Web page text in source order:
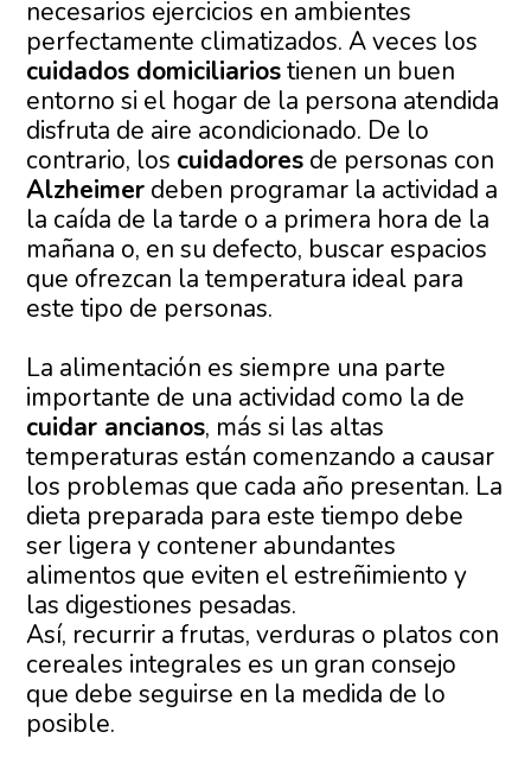
necesarios ejercicios en ambientes
perfectamente climatizados. A veces los
cuidados domiciliariostienen un buen
entorno si el hogar de la persona atendida
disfruta de aire acondicionado. De lo
contrario, los cuidadores de personas con
Alzheimer deben programar la actividad a
la caída de la tarde o a primera hora de la
mañana o, en su defecto, buscar espacios
que ofrezcan la temperatura ideal para
este tipo de personas.
La alimentación es siempre una parte
importante de una actividad como la de
cuidar ancianos, más si las altas
temperaturas están comenzando a causar
los problemas que cada año presentan. La
dieta preparada para este tiempo debe
ser ligera y contener abundantes
alimentos que eviten el estreñimiento y
las digestiones pesadas.
Así, recurrir a frutas, verduras o platos con
cereales integrales es un gran consejo
que debe seguirse en la medida de lo
posible.